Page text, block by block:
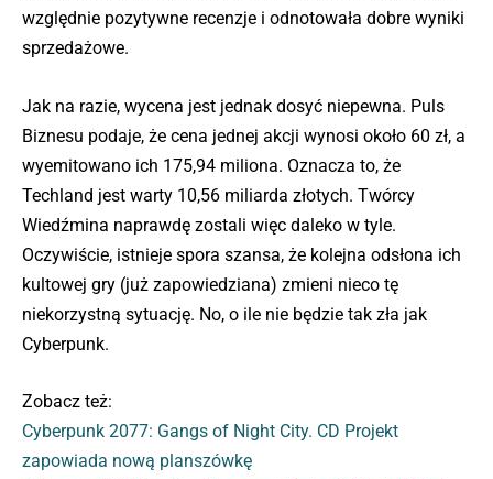
względnie pozytywne recenzje i odnotowała dobre wyniki
sprzedażowe.
Jak na razie, wycena jest jednak dosyć niepewna. Puls
Biznesu podaje, że cena jednej akcji wynosi około 60 zł, a
wyemitowano ich 175,94 miliona. Oznacza to, że
Techland jest warty 10,56 miliarda złotych. Twórcy
Wiedźmina naprawdę zostali więc daleko w tyle.
Oczywiście, istnieje spora szansa, że kolejna odsłona ich
kultowej gry (już zapowiedziana) zmieni nieco tę
niekorzystną sytuację. No, o ile nie będzie tak zła jak
Cyberpunk.
Zobacz też:
Cyberpunk 2077: Gangs of Night City. CD Projekt
zapowiada nową planszówkę